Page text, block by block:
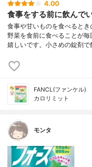
4.00
食事をする前に飲んでい
食事や甘いものを食べると
野菜を食前に食べることが
嬉しいです。小さめの錠剤
FANCL(ファンケル)
カロリミット
モンタ